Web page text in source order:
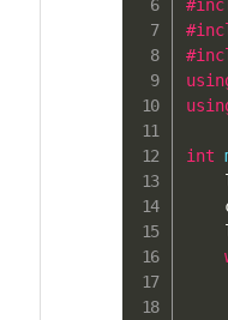
#
#
#
int